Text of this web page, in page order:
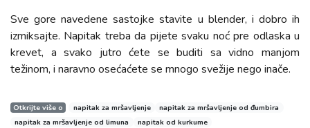
Sve gore navedene sastojke stavite u blender, i dobro ih
izmiksajte. Napitak treba da pijete svaku noć pre odlaska u
krevet, a svako jutro ćete se buditi sa vidno manjom
težinom, i naravno osećaćete se mnogo svežije nego inače.
Otkrijte više o napitak za mršavljenje
napitak za mršavljenje od đumbira
napitak za mršavljenje od limuna
napitak od kurkume